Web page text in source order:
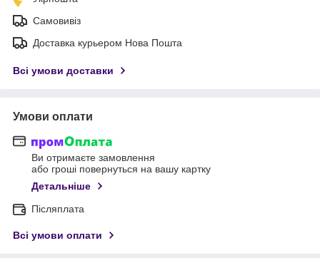
Самовивіз
Доставка курьером Нова Пошта
Всі умови доставки
Умови оплати
Ви отримаєте замовлення
або гроші повернуться на вашу картку
Детальніше
Післяплата
Всі умови оплати